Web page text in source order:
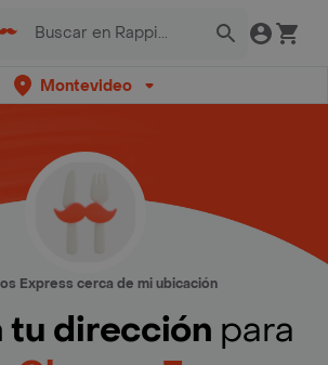
Montevideo
Express cerca de mi ubicación
tu dirección para